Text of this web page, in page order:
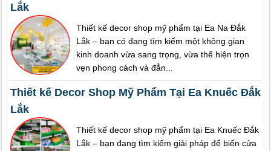
Lắk
Thiết kế decor shop mỹ phẩm tại Ea Na Đắk
Lắk – bạn có đang tìm kiếm một không gian
kinh doanh vừa sang trọng, vừa thể hiện trọn
vẹn phong cách và đẳn...
Thiết kế Decor Shop Mỹ Phẩm Tại Ea Knuếc Đắk
Lắk
Thiết kế decor shop mỹ phẩm tại Ea Knuếc Đắk
Lắk – bạn đang tìm kiếm giải pháp để biến cửa